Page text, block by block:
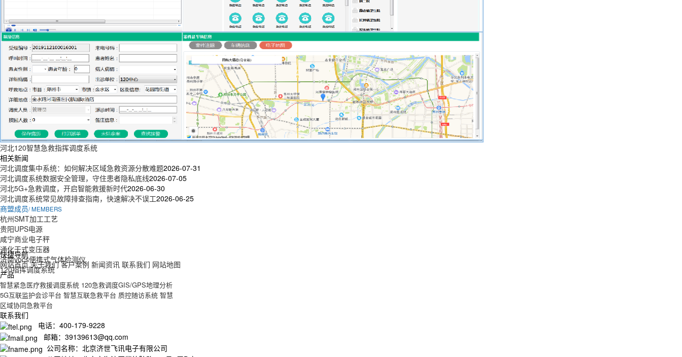
河北120智慧急救指挥调度系统
相关新闻
河北调度集中系统：如何解决区域急救资源分散难题2026-07-31
河北调度系统数据安全管理，守住患者隐私底线2026-07-05
河北5G+急救调度，开启智能救援新时代2026-06-30
河北调度系统常见故障排查指南，快速解决不误工2026-06-25
商盟成员/ MEMBERS
杭州SMT加工工艺
贵阳UPS电源
咸宁商业电子秤
通化干式变压器
济南vocs便携式气体检测仪
120指挥调度系统
快捷导航
网站首页 关于我们 客户案例 新闻资讯 联系我们 网站地图
产品
智慧紧急医疗救援调度系统 120急救调度GIS/GPS地理分析
5G互联监护会诊平台 智慧互联急救平台 质控随访系统 智慧
区域协同急救平台
联系我们
电话：400-179-9228
邮箱：39139613@qq.com
公司名称：北京济世飞讯电子有限公司